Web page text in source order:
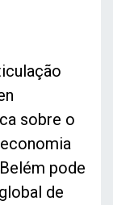
sobre o
pode
de